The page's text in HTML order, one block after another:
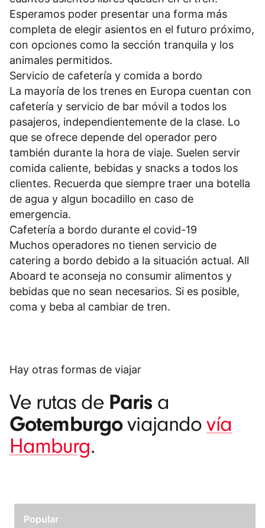
Esperamos poder presentar una forma más
completa de elegir asientos en el futuro próximo,
con opciones como la sección tranquila y los
animales permitidos.
Servicio de cafetería y comida a bordo
La mayoría de los trenes en Europa cuentan con
cafetería y servicio de bar móvil a todos los
pasajeros, independientemente de la clase. Lo
que se ofrece depende del operador pero
también durante la hora de viaje. Suelen servir
comida caliente, bebidas y snacks a todos los
clientes. Recuerda que siempre traer una botella
de agua y algun bocadillo en caso de
emergencia.
Cafetería a bordo durante el covid-19
Muchos operadores no tienen servicio de
catering a bordo debido a la situación actual. All
Aboard te aconseja no consumir alimentos y
bebidas que no sean necesarios. Si es posible,
coma y beba al cambiar de tren.
Hay otras formas de viajar
Ve rutas de Paris a
Gotemburgoviajandovía
Hamburg.
Popular